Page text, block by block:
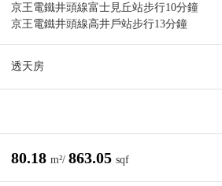
京王電鐵井頭線富士見丘站步行10分鐘
京王電鐵井頭線高井戶站步行13分鐘
透天房
80.18 m²/ 863.05 sqf